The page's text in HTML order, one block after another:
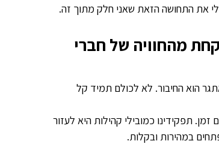
לי את התחושה הזאת שאני חלק מתוך זה.
מהחוויה של חברי
הוא החיבור. לא לכולם תמיד קל
תפקידינו כמובילי קהילות היא לעזור
במהירות ובקלות.